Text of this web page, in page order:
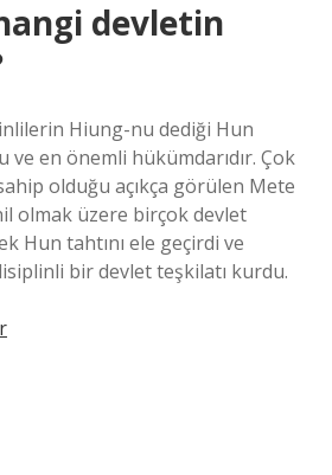
devletin
Hiung-nu dediği Hun
en önemli hükümdarıdır. Çok
olduğu açıkça görülen Mete
olmak üzere birçok devlet
Hun tahtını ele geçirdi ve
bir devlet teşkilatı kurdu.